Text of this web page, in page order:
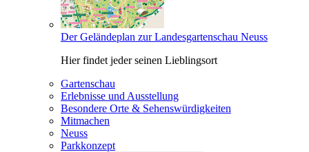
Der Geländeplan zur Landesgartenschau Neuss
Hier findet jeder seinen Lieblingsort
Gartenschau
Erlebnisse und Ausstellung
Besondere Orte & Sehenswürdigkeiten
Mitmachen
Neuss
Parkkonzept